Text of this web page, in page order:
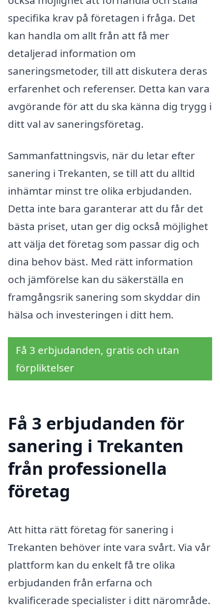
specifika krav på företagen i fråga. Det
kan handla om allt från att få mer
detaljerad information om
saneringsmetoder, till att diskutera deras
erfarenhet och referenser. Detta kan vara
avgörande för att du ska känna dig trygg i
ditt val av saneringsföretag.
Sammanfattningsvis, när du letar efter
sanering i Trekanten, se till att du alltid
inhämtar minst tre olika erbjudanden.
Detta inte bara garanterar att du får det
bästa priset, utan ger dig också möjlighet
att välja det företag som passar dig och
dina behov bäst. Med rätt information
och jämförelse kan du säkerställa en
framgångsrik sanering som skyddar din
hälsa och investeringen i ditt hem.
Få 3 erbjudanden, gratis och utan
förpliktelser
Få 3 erbjudanden för
sanering i Trekanten
från professionella
företag
Att hitta rätt företag för sanering i
Trekanten behöver inte vara svårt. Via vår
plattform kan du enkelt få tre olika
erbjudanden från erfarna och
kvalificerade specialister i ditt närområde.